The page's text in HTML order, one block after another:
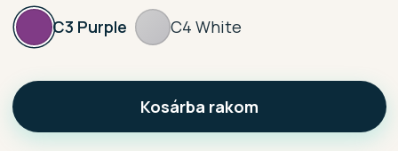
C3 Purple C4 White
Kosárba rakom